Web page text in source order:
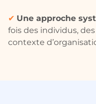
✔ Une approche
fois des individus,
contexte